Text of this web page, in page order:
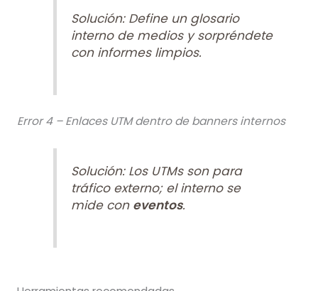
Solución: Define un glosario
interno de medios y sorpréndete
con informes limpios.
Error 4 – Enlaces UTM dentro de banners internos
Solución: Los UTMs son para
tráfico externo; el interno se
mide con eventos.